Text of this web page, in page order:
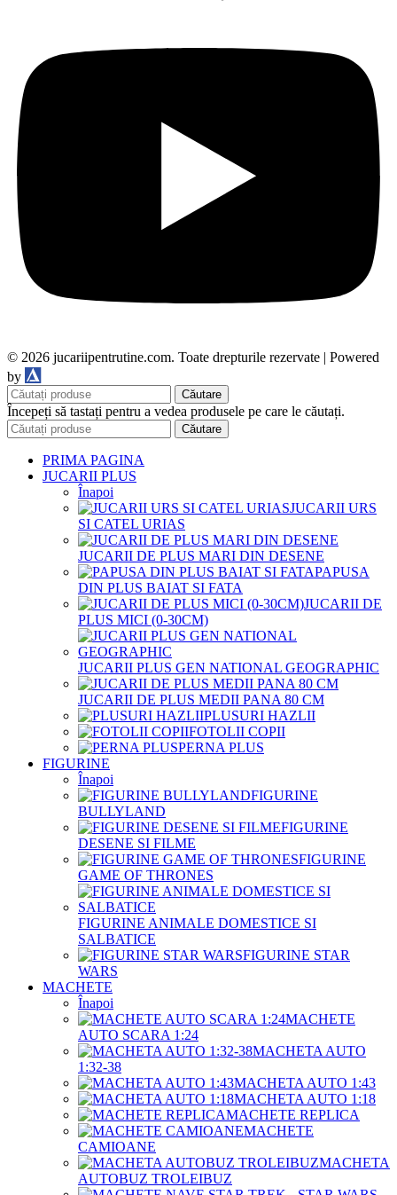
© 2026 jucariipentrutine.com. Toate drepturile rezervate | Powered
by
Căutare
Începeți să tastați pentru a vedea produsele pe care le căutați.
Căutare
PRIMA PAGINA
JUCARII PLUS
Înapoi
JUCARII URS
SI CATEL URIAS
JUCARII DE PLUS MARI DIN DESENE
PAPUSA
DIN PLUS BAIAT SI FATA
JUCARII DE
PLUS MICI (0-30CM)
JUCARII PLUS GEN NATIONAL GEOGRAPHIC
JUCARII DE PLUS MEDII PANA 80 CM
PLUSURI HAZLII
FOTOLII COPII
PERNA PLUS
FIGURINE
Înapoi
FIGURINE
BULLYLAND
FIGURINE
DESENE SI FILME
FIGURINE
GAME OF THRONES
FIGURINE ANIMALE DOMESTICE SI
SALBATICE
FIGURINE STAR
WARS
MACHETE
Înapoi
MACHETE
AUTO SCARA 1:24
MACHETA AUTO
1:32-38
MACHETA AUTO 1:43
MACHETA AUTO 1:18
MACHETE REPLICA
MACHETE
CAMIOANE
MACHETA
AUTOBUZ TROLEIBUZ